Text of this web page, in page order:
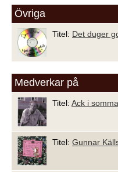
Övriga
Titel: Det duger
Medverkar på
Titel: Ack i
Titel: Gunnar